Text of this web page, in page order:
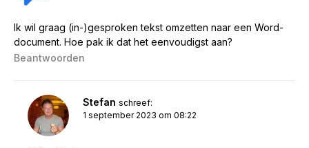
Ik wil graag (in-)gesproken tekst omzetten naar een Word-
document. Hoe pak ik dat het eenvoudigst aan?
Beantwoorden
Stefan schreef:
1 september 2023 om 08:22